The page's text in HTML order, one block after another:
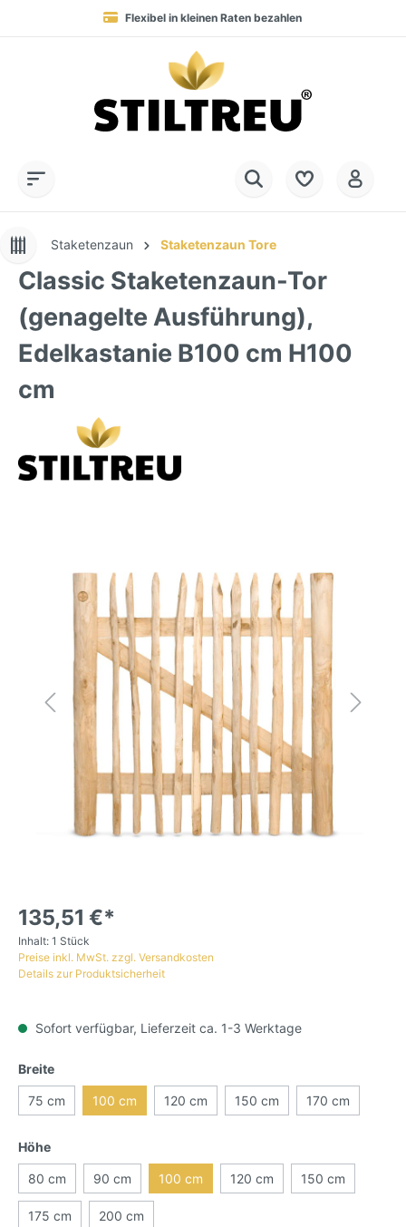
Flexibel in kleinen Raten bezahlen
Blitzversand in 1-2 Werktagen nach DE, AT & NL
+49 (0) 28 32 - 408 990 0
Dauerhaft hohe Warenverfügbarkeit
SSL-verschlüsselt online einkaufen
Staketenzaun Staketenzaun Tore
Classic Staketenzaun-Tor
(genagelte Ausführung),
Edelkastanie B100 cm H100
cm
135,51 €*
Inhalt: 1 Stück
Preise inkl. MwSt. zzgl. Versandkosten
Details zur Produktsicherheit
Sofort verfügbar, Lieferzeit ca. 1-3 Werktage
Breite
75 cm 100 cm 120 cm 150 cm 170 cm
Höhe
80 cm 90 cm 100 cm 120 cm 150 cm
175 cm 200 cm